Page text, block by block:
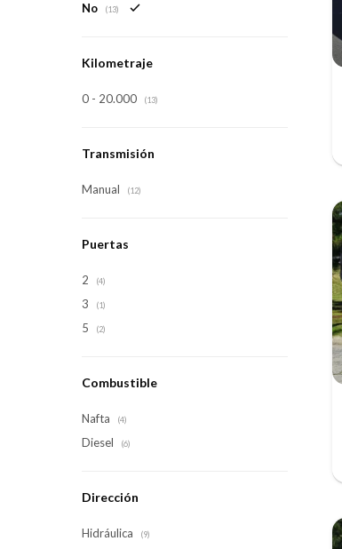
No (13)
Kilometraje
0 - 20.000 (13)
Transmisión
Manual (12)
Puertas
2 (4)
3 (1)
5 (2)
Combustible
Nafta (4)
Diesel (6)
Dirección
Hidráulica (9)